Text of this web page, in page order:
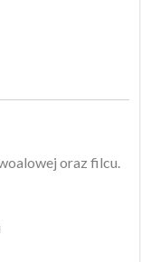
oraz filcu.